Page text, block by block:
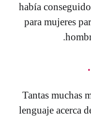
había
para mujeres
Tantas muchas
lenguaje acerca